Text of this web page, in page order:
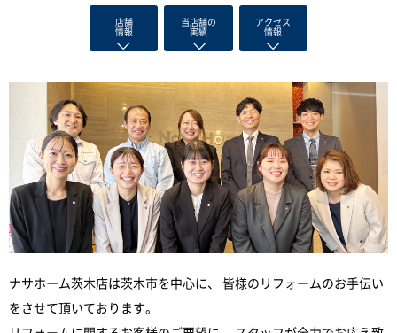
店舗
情報
当店舗の
実績
アクセス
情報
ナサホーム茨木店は茨木市を中心に、 皆様のリフォームのお手伝い
をさせて頂いております。